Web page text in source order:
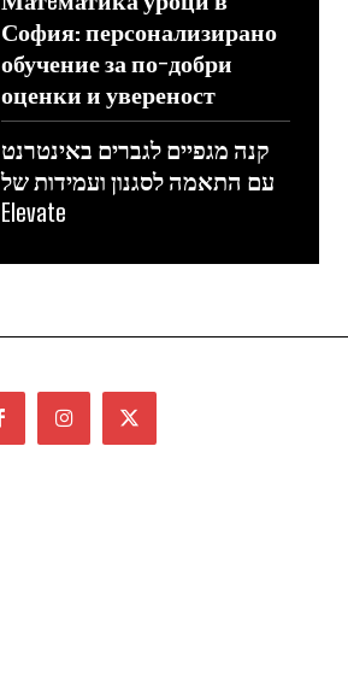
София: персонализирано
обучение за по-добри
оценки и увереност
קנה מגפיים לגברים באינטרנט
עם התאמה לסגנון ועמידות של
Elevate